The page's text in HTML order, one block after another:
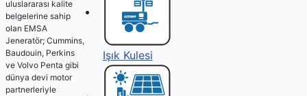
uluslararası kalite
belgelerine sahip
olan EMSA
Jeneratör; Cummins,
Baudouin, Perkins
ve Volvo Penta gibi
dünya devi motor
partnerleriyle
Işık Kulesi